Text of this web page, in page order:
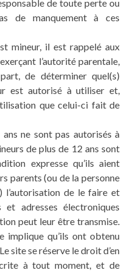
de toute perte ou
de manquement à ces
mineur, il est rappelé aux
l’autorité parentale,
de déterminer quel(s)
est autorisé à utiliser et,
que celui-ci fait de
ne sont pas autorisés à
de plus de 12 ans sont
expresse qu’ils aient
parents (ou de la personne
l’autorisation de le faire et
adresses électroniques
peut leur être transmise.
implique qu’ils ont obtenu
site se réserve le droit d’en
à tout moment, et de